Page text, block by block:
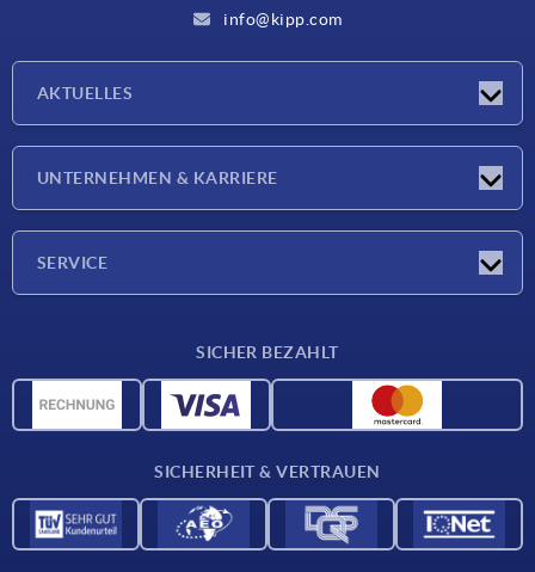
info@kipp.com
AKTUELLES
Presseberichte
UNTERNEHMEN & KARRIERE
SERVICE
Werkstoffübersicht
SICHER BEZAHLT
SICHERHEIT & VERTRAUEN